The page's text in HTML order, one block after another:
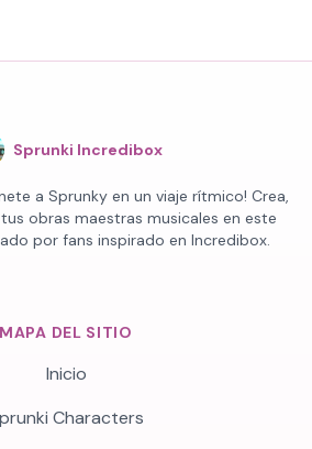
Sprunki Incredibox
a Sprunky en un viaje rítmico! Crea,
obras maestras musicales en este
por fans inspirado en Incredibox.
MAPA DEL SITIO
Inicio
Characters